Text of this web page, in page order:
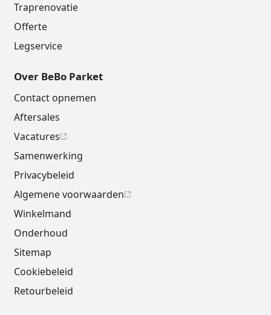
Traprenovatie
Offerte
Legservice
Over BeBo Parket
Contact opnemen
Aftersales
Vacatures
Samenwerking
Privacybeleid
Algemene voorwaarden
Winkelmand
Onderhoud
Sitemap
Cookiebeleid
Retourbeleid